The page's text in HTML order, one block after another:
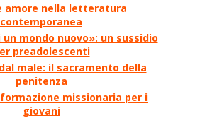
amore nella letteratura
contemporanea
mondo nuovo»: un sussidio
preadolescenti
male: il sacramento della
penitenza
missionaria per i
giovani